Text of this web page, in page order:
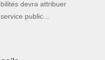
devra attribuer
public...